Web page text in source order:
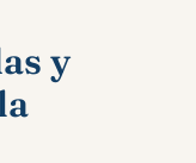
y